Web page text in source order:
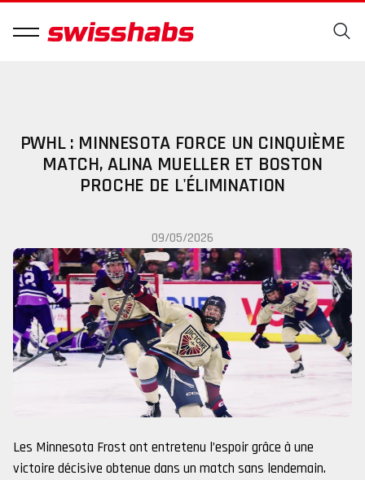
PWHL : MINNESOTA FORCE UN CINQUIÈME
MATCH, ALINA MUELLER ET BOSTON
PROCHE DE L'ÉLIMINATION
09/05/2026
Les Minnesota Frost ont entretenu l’espoir grâce à une
victoire décisive obtenue dans un match sans lendemain.